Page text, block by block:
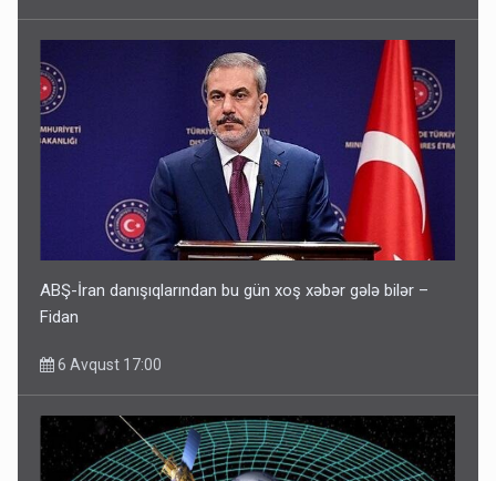
ABŞ-İran danışıqlarından bu gün xoş xəbər gələ bilər –
Fidan
6 Avqust 17:00